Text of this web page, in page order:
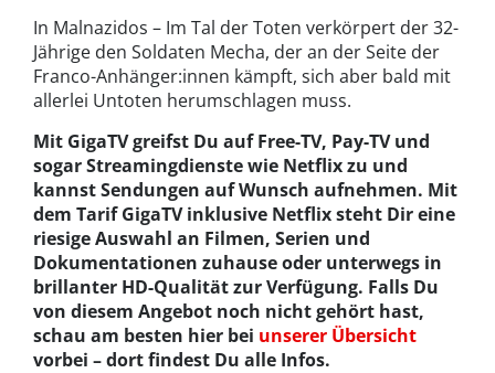
In Malnazidos – Im Tal der Toten verkörpert der 32-
Jährige den Soldaten Mecha, der an der Seite der
Franco-Anhänger:innen kämpft, sich aber bald mit
allerlei Untoten herumschlagen muss.
Mit GigaTV greifst Du auf Free-TV, Pay-TV und
sogar Streamingdienste wie Netflix zu und
kannst Sendungen auf Wunsch aufnehmen. Mit
dem Tarif GigaTV inklusive Netflix steht Dir eine
riesige Auswahl an Filmen, Serien und
Dokumentationen zuhause oder unterwegs in
brillanter HD-Qualität zur Verfügung. Falls Du
von diesem Angebot noch nicht gehört hast,
schau am besten hier bei unserer Übersicht
vorbei – dort findest Du alle Infos.